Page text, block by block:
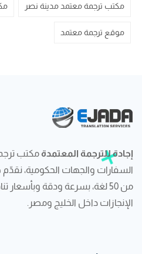
مكتب ترجمة معتمد مدينة نصر
موقع ترجمة معتمد
إجادة للترجمة المعتمدة مكتب
السفارات والجهات الحكومية، نقدّم
من 50 لغة، بسرعة ودقة
الإنجازات داخل الخليج ومصر.